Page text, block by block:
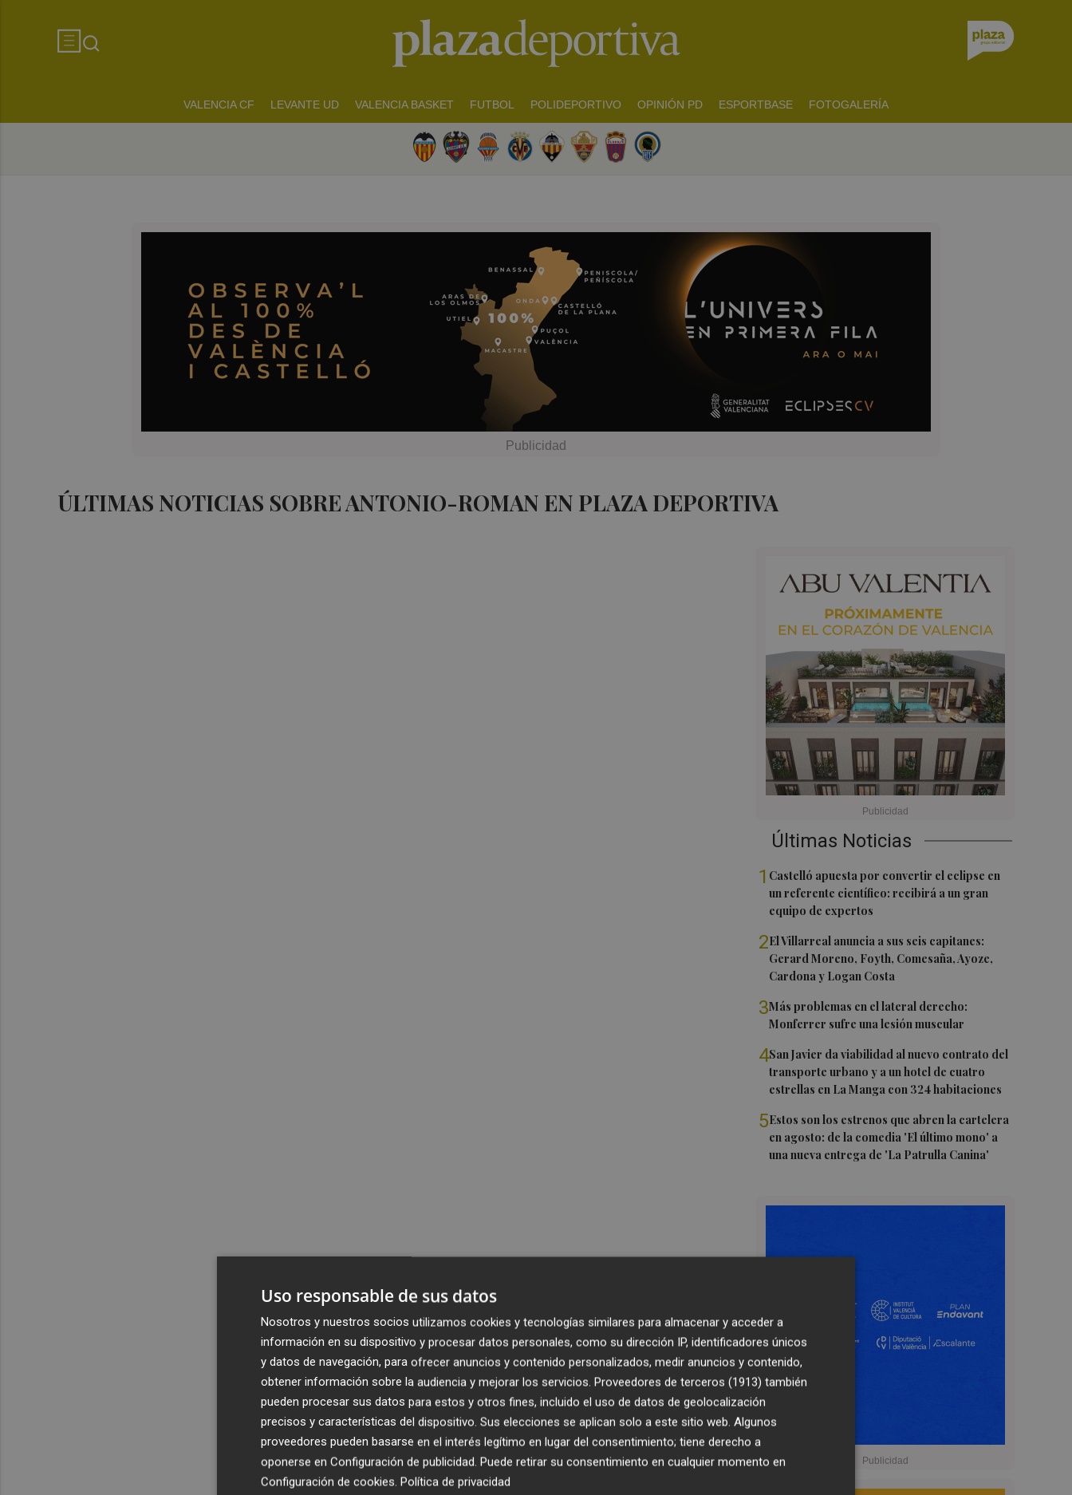
VALENCIA CF LEVANTE UD VALENCIA BASKET FUTBOL POLIDEPORTIVO OPINIÓN PD ESPORTBASE FOTOGALERÍA
ÚLTIMAS NOTICIAS SOBRE ANTONIO-ROMAN EN PLAZA DEPORTIVA
Últimas Noticias
1 Castelló apuesta por convertir el eclipse en
un referente científico: recibirá a un gran
equipo de expertos
2El Villarreal anuncia a sus seis capitanes:
Gerard Moreno, Foyth, Comesaña, Ayoze,
Cardona y Logan Costa
3Más problemas en el lateral derecho:
Monferrer sufre una lesión muscular
4San Javier da viabilidad al nuevo contrato del
transporte urbano y a un hotel de cuatro
estrellas en La Manga con 324 habitaciones
5Estos son los estrenos que abren la cartelera
en agosto: de la comedia 'El último mono' a
una nueva entrega de 'La Patrulla Canina'
Uso responsable de sus datos
Nosotros y nuestros socios utilizamos cookies y tecnologías similares para almacenar y acceder a
información en su dispositivo y procesar datos personales, como su dirección IP, identificadores únicos
y datos de navegación, para ofrecer anuncios y contenido personalizados, medir anuncios y contenido,
obtener información sobre la audiencia y mejorar los servicios. Proveedores de terceros (1913) también
pueden procesar sus datos para estos y otros fines, incluido el uso de datos de geolocalización
precisos y características del dispositivo. Sus elecciones se aplican solo a este sitio web. Algunos
proveedores pueden basarse en el interés legítimo en lugar del consentimiento; tiene derecho a
oponerse en Configuración de publicidad. Puede retirar su consentimiento en cualquier momento en
Configuración de cookies. Política de privacidad